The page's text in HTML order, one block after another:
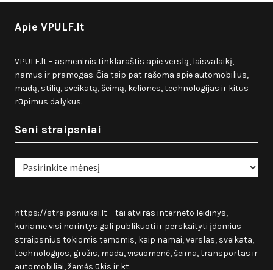
Apie VPULF.lt
VPULF.lt – asmeninis tinklaraštis apie verslą, laisvalaikį,
namus ir pramogas. Čia taip pat rašoma apie automobilius,
madą, stilių, sveikatą, šeimą, keliones, technologijas ir kitus
rūpimus dalykus.
Seni straipsniai
Seni
straipsniai
https://straipsniukai.lt– tai atviras interneto leidinys,
kuriame visi norintys gali publikuoti ir perskaityti įdomius
straipsnius tokiomis temomis, kaip namai, verslas, sveikata,
technologijos, grožis, mada, visuomenė, šeima, transportas ir
automobiliai, žemės ūkis ir kt.